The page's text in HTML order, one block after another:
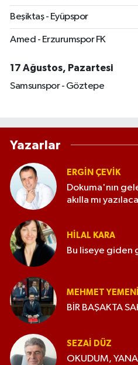
Beşiktaş - Eyüpspor
Amed - Erzurumspor FK
17 Ağustos, Pazartesi
Samsunspor - Göztepe
Yazarlar
ERGIN ÇEVİK
Dokuma'nın
akılla mı
HILAL KARA
Bu liseye giden
MEHMET
BİR BAŞAKTA
SEZAI DÜZ
OKUDUM,